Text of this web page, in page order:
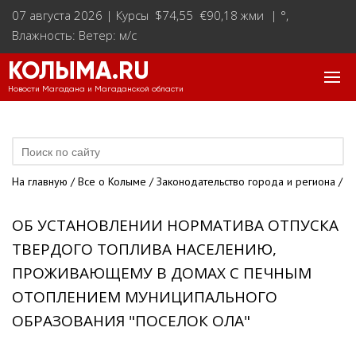
07 августа 2026 | Курсы $74,55 €90,18 жми | °,
Влажность: Ветер: м/с
КОЛЫМА.RU
Новости Магадана и Магаданской области
На главную /Все о Колыме /Законодательство города и региона /
ОБ УСТАНОВЛЕНИИ НОРМАТИВА ОТПУСКА
ТВЕРДОГО ТОПЛИВА НАСЕЛЕНИЮ,
ПРОЖИВАЮЩЕМУ В ДОМАХ С ПЕЧНЫМ
ОТОПЛЕНИЕМ МУНИЦИПАЛЬНОГО
ОБРАЗОВАНИЯ "ПОСЕЛОК ОЛА"